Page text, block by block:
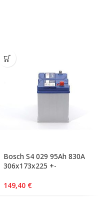
Bosch S4 029 95Ah 830A
306x173x225 +-
149,40 €